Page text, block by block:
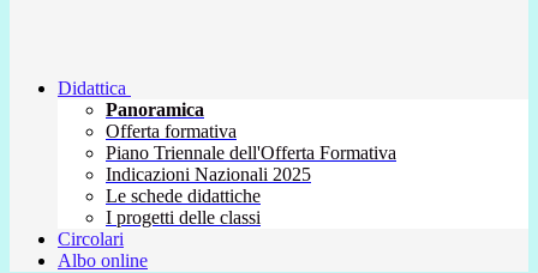
Didattica
Panoramica
Offerta formativa
Piano Triennale dell'Offerta Formativa
Indicazioni Nazionali 2025
Le schede didattiche
I progetti delle classi
Circolari
Albo online